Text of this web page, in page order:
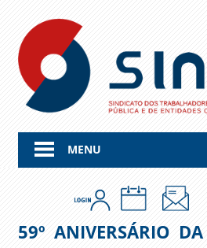
content
MENU
59º ANIVERSÁRIO